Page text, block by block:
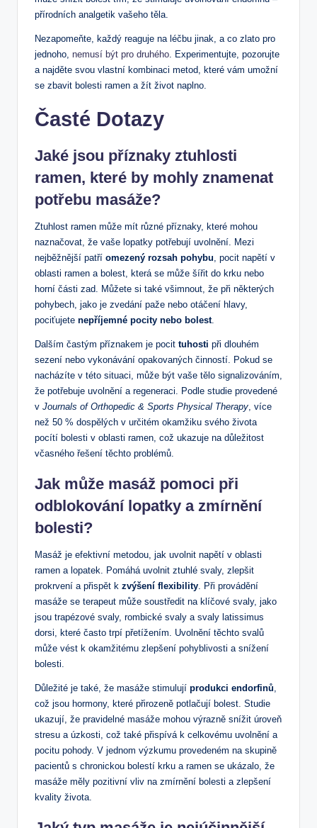
přírodních analgetik vašeho těla.
Nezapomeňte, každý reaguje na léčbu jinak, a co zlato pro
jednoho, nemusí být pro druhého. Experimentujte, pozorujte
a najděte svou vlastní kombinaci metod, které vám umožní
se zbavit bolesti ramen a žít život naplno.
Časté Dotazy
Jaké jsou příznaky ztuhlosti
ramen, které by mohly znamenat
potřebu masáže?
Ztuhlost ramen může mít různé příznaky, které mohou
naznačovat, že vaše lopatky potřebují uvolnění. Mezi
nejběžnější patří omezený rozsah pohybu, pocit napětí v
oblasti ramen a bolest, která se může šířit do krku nebo
horní části zad. Můžete si také všimnout, že při některých
pohybech, jako je zvedání paže nebo otáčení hlavy,
pociťujete nepříjemné pocity nebo bolest.
Dalším častým příznakem je pocit tuhosti při dlouhém
sezení nebo vykonávání opakovaných činností. Pokud se
nacházíte v této situaci, může být vaše tělo signalizováním,
že potřebuje uvolnění a regeneraci. Podle studie provedené
v Journals of Orthopedic & Sports Physical Therapy, více
než 50 % dospělých v určitém okamžiku svého života
pocítí bolesti v oblasti ramen, což ukazuje na důležitost
včasného řešení těchto problémů.
Jak může masáž pomoci při
odblokování lopatky a zmírnění
bolesti?
Masáž je efektivní metodou, jak uvolnit napětí v oblasti
ramen a lopatek. Pomáhá uvolnit ztuhlé svaly, zlepšit
prokrvení a přispět k zvýšení flexibility. Při provádění
masáže se terapeut může soustředit na klíčové svaly, jako
jsou trapézové svaly, rombické svaly a svaly latissimus
dorsi, které často trpí přetížením. Uvolnění těchto svalů
může vést k okamžitému zlepšení pohyblivosti a snížení
bolesti.
Důležité je také, že masáže stimulují produkci endorfinů,
což jsou hormony, které přirozeně potlačují bolest. Studie
ukazují, že pravidelné masáže mohou výrazně snížit úroveň
stresu a úzkosti, což také přispívá k celkovému uvolnění a
pocitu pohody. V jednom výzkumu provedeném na skupině
pacientů s chronickou bolestí krku a ramen se ukázalo, že
masáže měly pozitivní vliv na zmírnění bolesti a zlepšení
kvality života.